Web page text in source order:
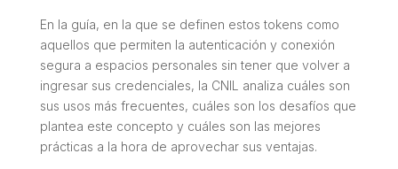
En la guía, en la que se definen estos tokens como
aquellos que permiten la autenticación y conexión
segura a espacios personales sin tener que volver a
ingresar sus credenciales, la CNIL analiza cuáles son
sus usos más frecuentes, cuáles son los desafíos que
plantea este concepto y cuáles son las mejores
prácticas a la hora de aprovechar sus ventajas.